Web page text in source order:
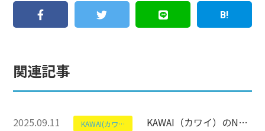
関連記事
2025.09.11 KAWAI(カワイ) KAWAI（カワイ）のNF-15について【アップライトピアノ】